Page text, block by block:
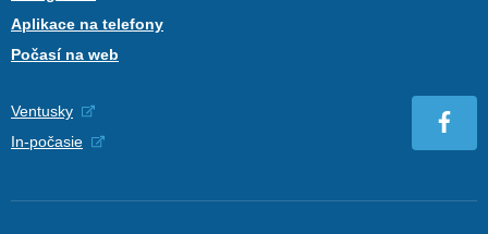
Aplikace na telefony
Počasí na web
Ventusky
In-počasie